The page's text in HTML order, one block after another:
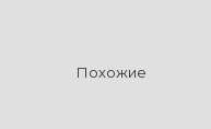
Похожие